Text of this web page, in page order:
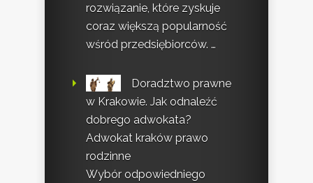
rozwiązanie, które zyskuje
coraz większą popularność
wśród przedsiębiorców. …
Doradztwo prawne
w Krakowie. Jak odnaleźć
dobrego adwokata?
Adwokat kraków prawo
rodzinne
Wybór odpowiedniego